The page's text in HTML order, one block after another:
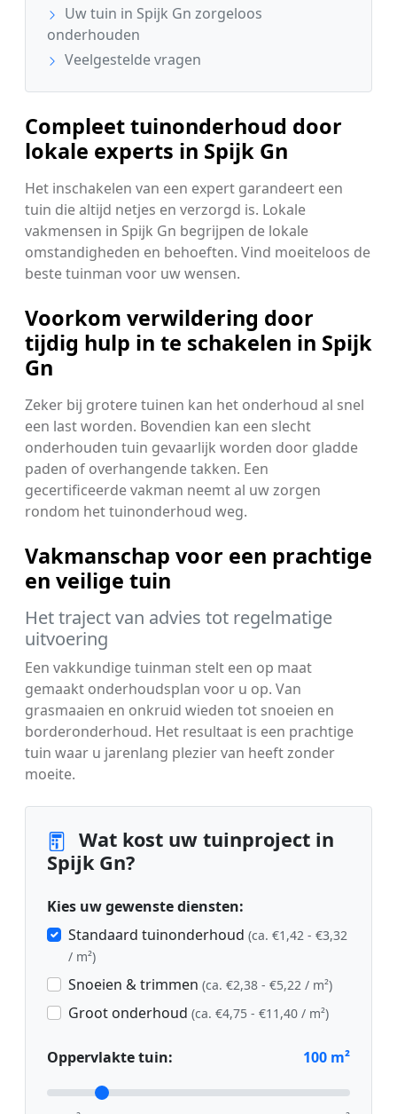
Uw tuin in Spijk Gn zorgeloos
onderhouden
Veelgestelde vragen
Compleet tuinonderhoud door
lokale experts in Spijk Gn
Het inschakelen van een expert garandeert een
tuin die altijd netjes en verzorgd is. Lokale
vakmensen in Spijk Gn begrijpen de lokale
omstandigheden en behoeften. Vind moeiteloos de
beste tuinman voor uw wensen.
Voorkom verwildering door
tijdig hulp in te schakelen in Spijk
Gn
Zeker bij grotere tuinen kan het onderhoud al snel
een last worden. Bovendien kan een slecht
onderhouden tuin gevaarlijk worden door gladde
paden of overhangende takken. Een
gecertificeerde vakman neemt al uw zorgen
rondom het tuinonderhoud weg.
Vakmanschap voor een prachtige
en veilige tuin
Het traject van advies tot regelmatige
uitvoering
Een vakkundige tuinman stelt een op maat
gemaakt onderhoudsplan voor u op. Van
grasmaaien en onkruid wieden tot snoeien en
borderonderhoud. Het resultaat is een prachtige
tuin waar u jarenlang plezier van heeft zonder
moeite.
Wat kost uw tuinproject in
Spijk Gn?
Kies uw gewenste diensten:
Standaard tuinonderhoud (ca. €1,42 - €3,32
/ m²)
Snoeien & trimmen (ca. €2,38 - €5,22 / m²)
Groot onderhoud (ca. €4,75 - €11,40 / m²)
Oppervlakte tuin: 100 m²